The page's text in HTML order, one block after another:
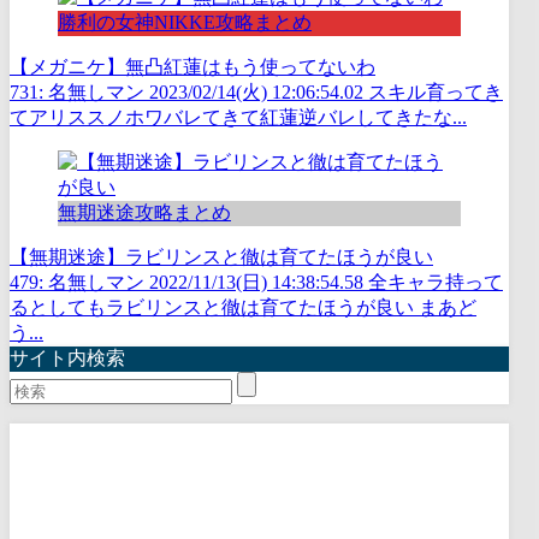
勝利の女神NIKKE攻略まとめ
【メガニケ】無凸紅蓮はもう使ってないわ
731: 名無しマン 2023/02/14(火) 12:06:54.02 スキル育ってき
てアリススノホワバレてきて紅蓮逆バレしてきたな...
無期迷途攻略まとめ
【無期迷途】ラビリンスと徹は育てたほうが良い
479: 名無しマン 2022/11/13(日) 14:38:54.58 全キャラ持って
るとしてもラビリンスと徹は育てたほうが良い まあど
う...
サイト内検索